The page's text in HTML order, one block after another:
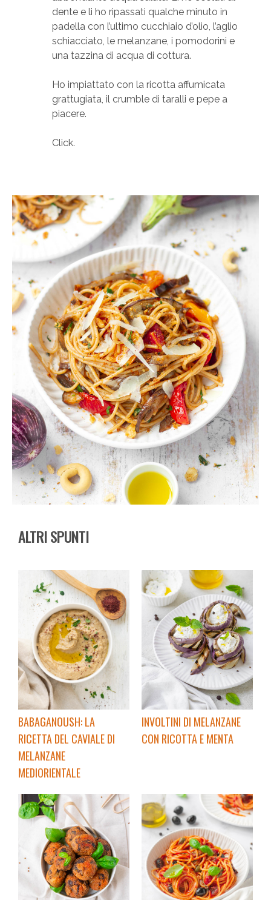
dente e li ho ripassati qualche minuto in
padella con l’ultimo cucchiaio d’olio, l’aglio
schiacciato, le melanzane, i pomodorini e
una tazzina di acqua di cottura.
Ho impiattato con la ricotta affumicata
grattugiata, il crumble di taralli e pepe a
piacere.
Click.
ALTRI SPUNTI
BABAGANOUSH: LA
RICETTA DEL CAVIALE DI
MELANZANE
MEDIORIENTALE
INVOLTINI DI MELANZANE
CON RICOTTA E MENTA